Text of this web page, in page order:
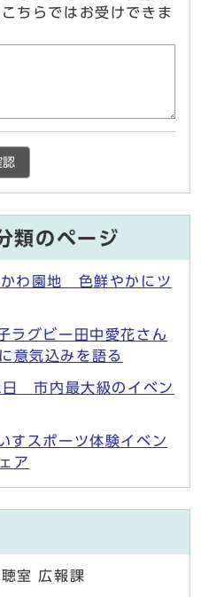
ちらではお受けできま
認
類のページ
わ園地 色鮮やかにツ
グビー田中愛花さん
意気込みを語る
市内最大級のイベン
スポーツ体験イベン
ア
室 広報課